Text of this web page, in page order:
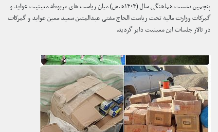
پنجمین نشست هماهنگی سال (۱۴۰۴هـ.ش) میان ریاست های مربوطه معینیت عواید و
گمرکات وزارت مالیه تحت ریاست الحاج مفتی عبدالمتین سعید معین عواید و گمرکات
در تالار جلسات این معینیت دایر گردید.